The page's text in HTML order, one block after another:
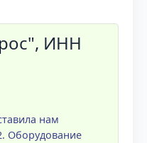
ИНН
нам
Оборудование